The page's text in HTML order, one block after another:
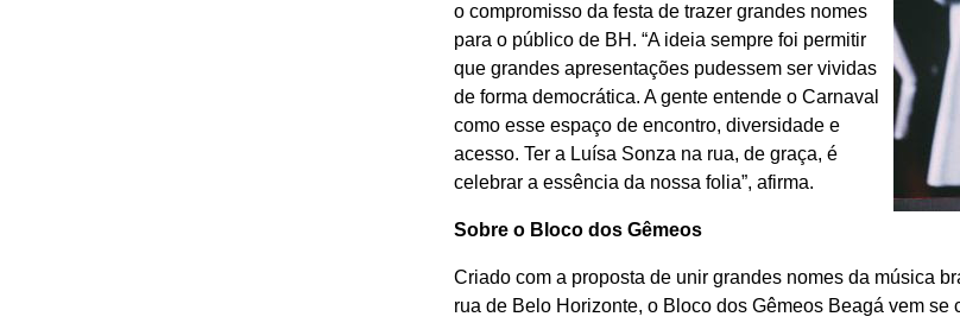
o compromisso da festa de trazer grandes nomes
para o público de BH. “A ideia sempre foi permitir
que grandes apresentações pudessem ser vividas
de forma democrática. A gente entende o Carnaval
como esse espaço de encontro, diversidade e
acesso. Ter a Luísa Sonza na rua, de graça, é
celebrar a essência da nossa folia”, afirma.
Sobre o Bloco dos Gêmeos
Criado com a proposta de unir grandes nomes da música
rua de Belo Horizonte, o Bloco dos Gêmeos Beagá vem